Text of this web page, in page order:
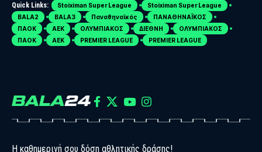
Quick Links: Stoiximan Super League
Stoiximan Super League
BALA2
BALA3 Παναθηναϊκός
ΠΑΝΑΘΗΝΑΪΚΟΣ
ΠΑΟΚ
ΑΕΚ ΟΛΥΜΠΙΑΚΟΣ ΔΙΕΘΝΗ
ΟΛΥΜΠΙΑΚΟΣ
ΠΑΟΚ
ΑΕΚ PREMIER LEAGUE PREMIER LEAGUE
Η καθημερινή σου δόση αθλητικής δράσης!